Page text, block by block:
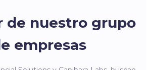
de nuestro grupo
empresas